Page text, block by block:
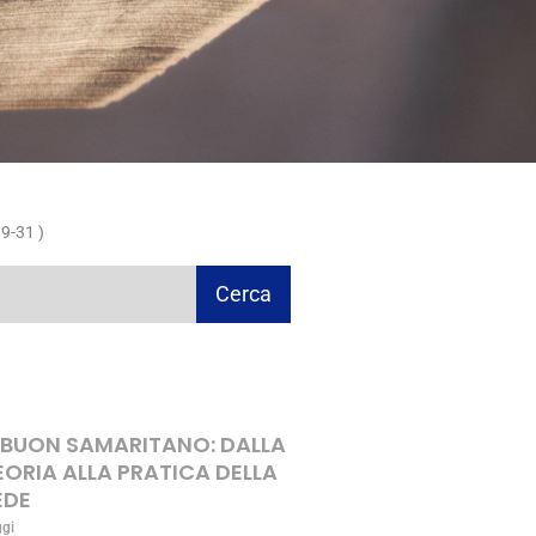
31 )
Cerca
SAMARITANO: DALLA
ALLA PRATICA DELLA